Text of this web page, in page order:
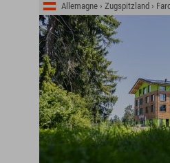
Allemagne › Zugspitzland ›